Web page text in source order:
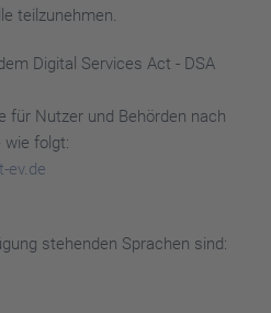
teilzunehmen.
Digital Services Act - DSA
für Nutzer und Behörden nach
wie folgt:
ev.de
stehenden Sprachen sind: